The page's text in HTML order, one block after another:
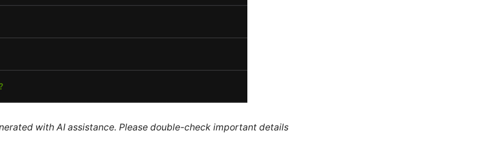
with AI assistance. Please double-check important details